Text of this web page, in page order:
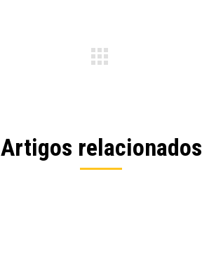
Artigos relacionados